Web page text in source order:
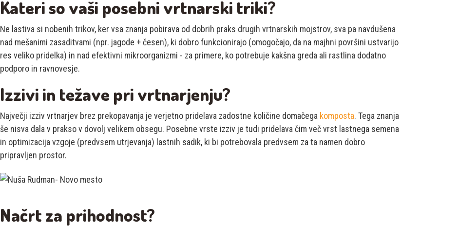
Kateri so vaši posebni vrtnarski triki?
Ne lastiva si nobenih trikov, ker vsa znanja pobirava od dobrih praks drugih vrtnarskih mojstrov, sva pa navdušena
nad mešanimi zasaditvami (npr. jagode + česen), ki dobro funkcionirajo (omogočajo, da na majhni površini ustvarijo
res veliko pridelka) in nad efektivni mikroorganizmi - za primere, ko potrebuje kakšna greda ali rastlina dodatno
podporo in ravnovesje.
Izzivi in težave pri vrtnarjenju?
Največji izziv vrtnarjev brez prekopavanja je verjetno pridelava zadostne količine domačega komposta. Tega znanja
še nisva dala v prakso v dovolj velikem obsegu. Posebne vrste izziv je tudi pridelava čim več vrst lastnega semena
in optimizacija vzgoje (predvsem utrjevanja) lastnih sadik, ki bi potrebovala predvsem za ta namen dobro
pripravljen prostor.
Načrt za prihodnost?